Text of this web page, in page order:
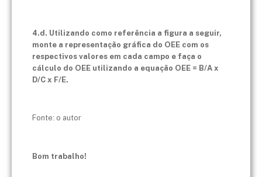
4.d. Utilizando como referência a figura a seguir,
monte a representação gráfica do OEE com os
respectivos valores em cada campo e faça o
cálculo do OEE utilizando a equação OEE = B/A x
D/C x F/E.
Fonte: o autor
Bom trabalho!